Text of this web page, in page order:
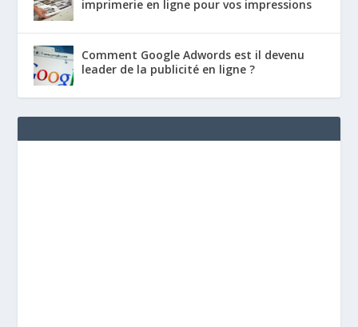
imprimerie en ligne pour vos impressions
Comment Google Adwords est il devenu
leader de la publicité en ligne ?